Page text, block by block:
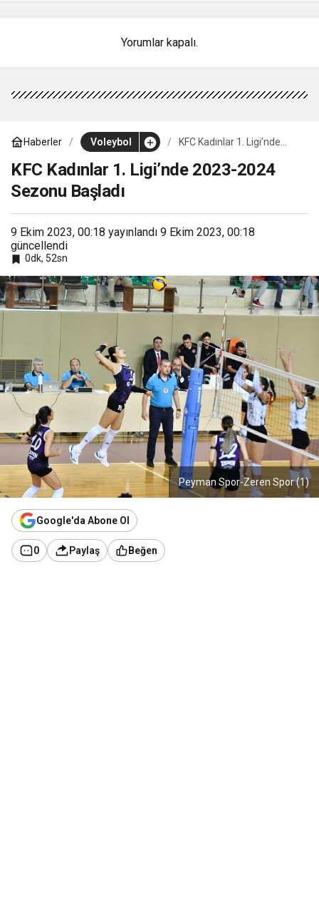
Yorumlar kapalı.
Haberler Voleybol
KFC Kadınlar 1. Ligi’nde
KFC Kadınlar 1. Ligi’nde 2023-2024
Sezonu Başladı
9 Ekim 2023, 00:18 yayınlandı 9 Ekim 2023, 00:18
güncellendi
0dk, 52sn
Peyman Spor-Zeren Spor (1)
Google'da Abone Ol
0 Paylaş Beğen